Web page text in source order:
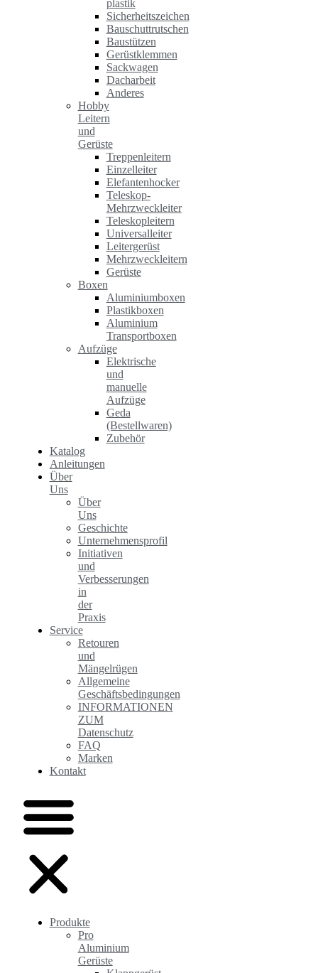
plastik
Sicherheitszeichen
Bauschuttrutschen
Baustützen
Gerüstklemmen
Sackwagen
Dacharbeit
Anderes
Hobby
Leitern
und
Gerüste
Treppenleitern
Einzelleiter
Elefantenhocker
Teleskop-
Mehrzweckleiter
Teleskopleitern
Universalleiter
Leitergerüst
Mehrzweckleitern
Gerüste
Boxen
Aluminiumboxen
Plastikboxen
Aluminium
Transportboxen
Aufzüge
Elektrische
und
manuelle
Aufzüge
Geda
(Bestellwaren)
Zubehör
Katalog
Anleitungen
Über
Uns
Über
Uns
Geschichte
Unternehmensprofil
Initiativen
und
Verbesserungen
in
der
Praxis
Service
Retouren
und
Mängelrügen
Allgemeine
Geschäftsbedingungen
INFORMATIONEN
ZUM
Datenschutz
FAQ
Marken
Kontakt
Produkte
Pro
Aluminium
Gerüste